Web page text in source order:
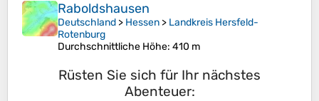
Raboldshausen
Deutschland > Hessen > Landkreis Hersfeld-
Rotenburg
Durchschnittliche Höhe: 410 m
Rüsten Sie sich für Ihr nächstes
Abenteuer: